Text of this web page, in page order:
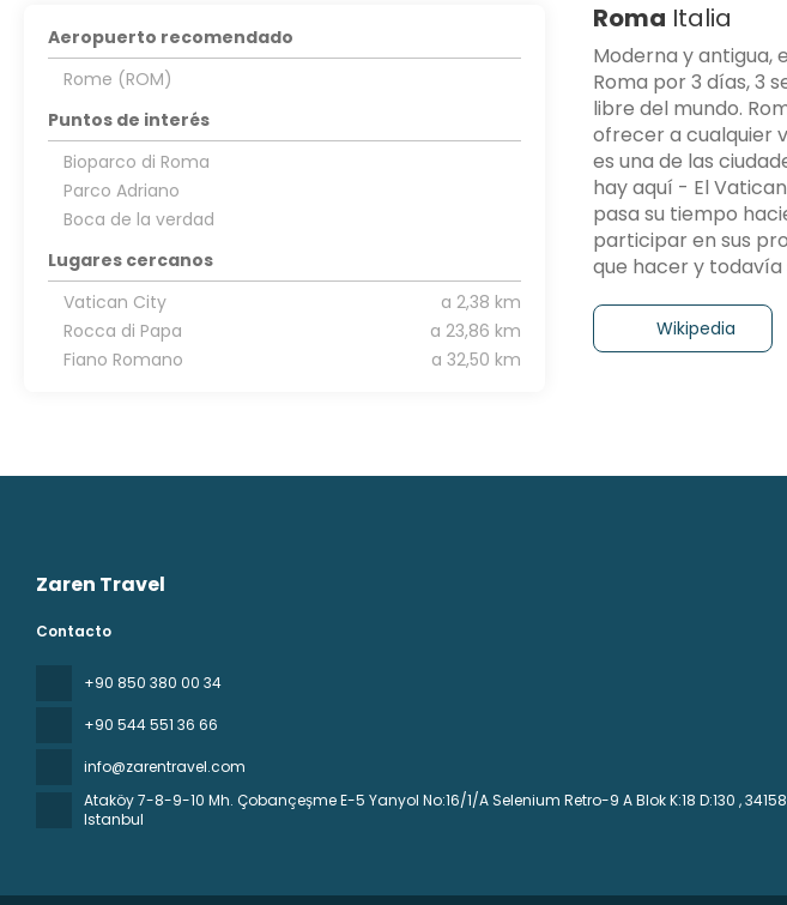
Roma Italia
Moderna y antigua,
Roma por 3 días, 3
libre del mundo.
ofrecer a cualquier
es una de las
hay aquí - El
pasa su tiempo
participar en sus
que hacer y
Wikipedia
Aeropuerto recomendado
Rome (ROM)
Puntos de interés
Bioparco di Roma
Parco Adriano
Boca de la verdad
Lugares cercanos
Vatican City
a 2,38 km
Rocca di Papa
a 23,86 km
Fiano Romano
a 32,50 km
Zaren Travel
Contacto
+90 850 380 00 34
+90 544 551 36 66
info@zarentravel.com
Ataköy 7-8-9-10 Mh. Çobançeşme E-5 Yanyol No:16/1/A Selenium Retro-9 A Blok K:18 D:130 ,
Istanbul